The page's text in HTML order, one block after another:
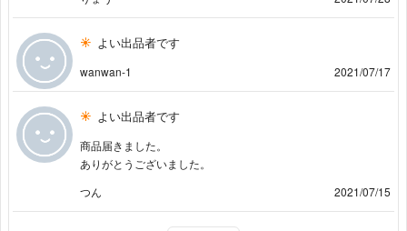
よい出品者です
wanwan-1 2021/07/17
よい出品者です
商品届きました。
ありがとうございました。
つん
2021/07/15